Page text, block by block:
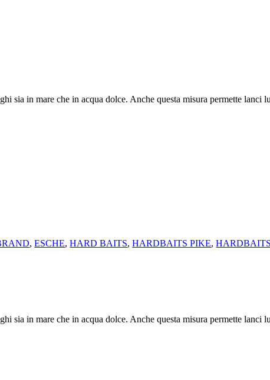
sia in mare che in acqua dolce. Anche questa misura permette lanci
,ESCHE,HARD BAITS,HARDBAITS PIKE,
sia in mare che in acqua dolce. Anche questa misura permette lanci